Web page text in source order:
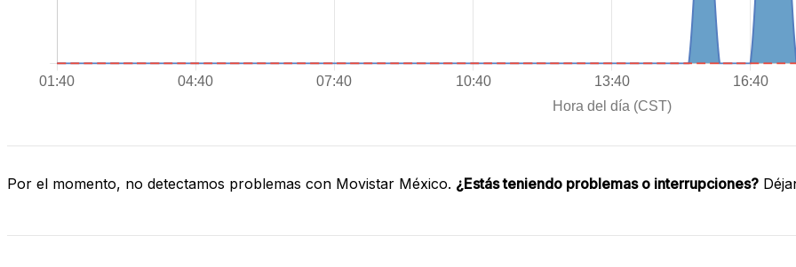
Por el momento, no detectamos problemas con Movistar México. ¿Estás teniendo problemas o interrupciones?